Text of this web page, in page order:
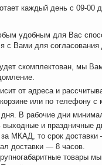
каждый день с 09-00
удобным для Вас
с Вами для
скомплектован, мы
от адреса и
или по телефону с
В рабочие дни
выходные и праздничные
МКАД, то срок
доставки — 8 часов.
товары